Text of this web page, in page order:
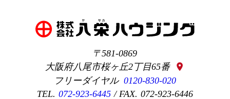
581-0869
大阪府八尾市桜ヶ丘2丁目65番
location_on
0120-830-020
072-923-6445
072-923-6446